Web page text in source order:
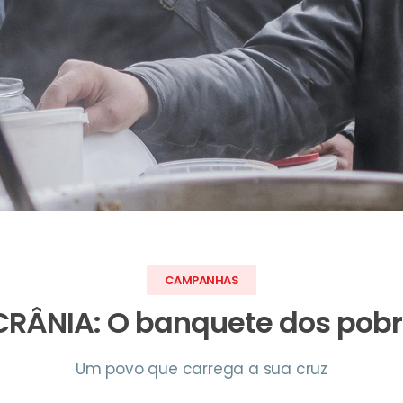
CAMPANHAS
O banquete dos
Um povo que carrega a sua cruz